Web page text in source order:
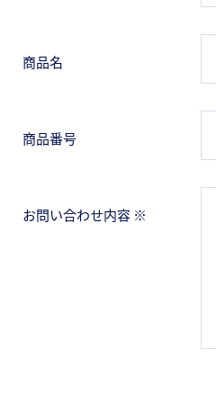
商品名
商品番号
お問い合わせ内容 ※